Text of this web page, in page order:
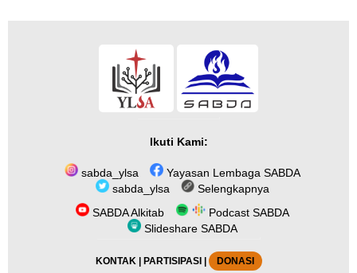
Ikuti Kami:
sabda_ylsa
Yayasan Lembaga SABDA
sabda_ylsa
Selengkapnya
SABDA Alkitab
Podcast SABDA
Slideshare SABDA
KONTAK| PARTISIPASI DONASI